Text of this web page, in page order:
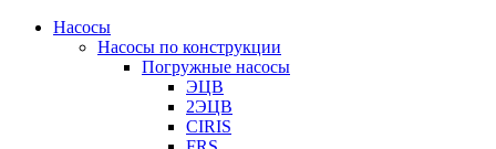
Насосы
Насосы по конструкции
Погружные насосы
ЭЦВ
2ЭЦВ
CIRIS